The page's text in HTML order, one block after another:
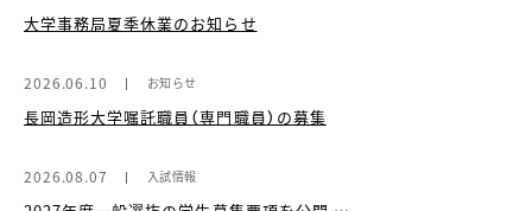
大学事務局夏季休業のお知らせ
2026.06.10 お知らせ
長岡造形大学嘱託職員（専門職員）の募集
2026.08.07 入試情報